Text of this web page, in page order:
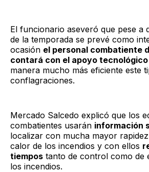
El funcionario aseveró que pese a
de la temporada se prevé como
ocasión el personal combatiente
contará con el apoyo tecnológico
manera mucho más eficiente este
conflagraciones.
Mercado Salcedo explicó que los
combatientes usarán información
localizar con mucha mayor
calor de los incendios y con ellos
tiempos tanto de control como de
los incendios.